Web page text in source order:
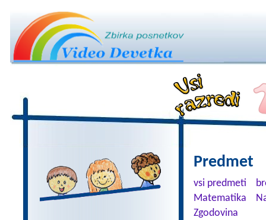
Predmet
vsi predmeti
Matematika
Zgodovina